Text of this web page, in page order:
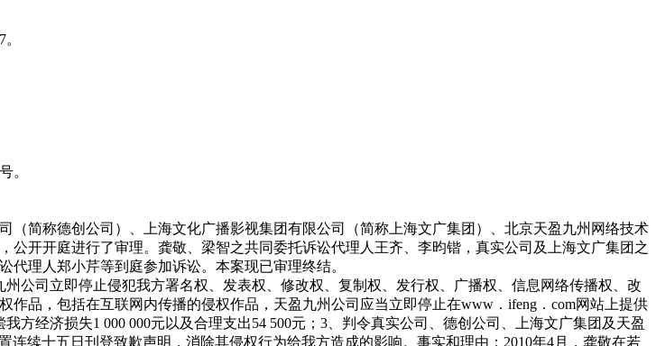
。
简称德创公司）、上海文化广播影视集团有限公司（简称上海文广集团）、北京天盈九州网络技术
开开庭进行了审理。龚敬、梁智之共同委托诉讼代理人王齐、李昀锴，真实公司及上海文广集团之
理人郑小芹等到庭参加诉讼。本案现已审理终结。
公司立即停止侵犯我方署名权、发表权、修改权、复制权、发行权、广播权、信息网络传播权、改
品，包括在互联网内传播的侵权作品，天盈九州公司应当立即停止在www．ifeng．com网站上提供
经济损失1 000 000元以及合理支出54 500元；3、判令真实公司、德创公司、上海文广集团及天盈
续十五日刊登致歉声明，消除其侵权行为给我方造成的影响。事实和理由：2010年4月，龚敬在若